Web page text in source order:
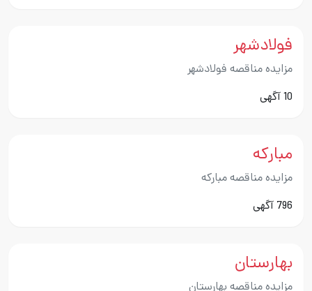
فولادشهر
مزایده مناقصه فولادشهر
10 آگهی
مبارکه
مزایده مناقصه مبارکه
796 آگهی
بهارستان